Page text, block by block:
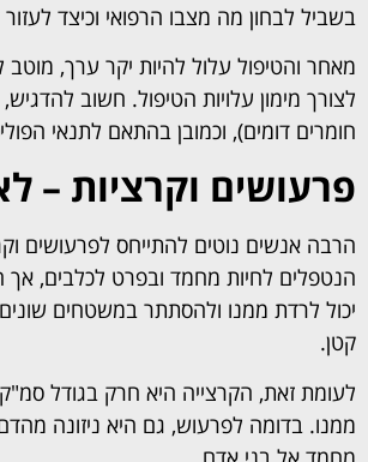
בשביל לבחון מה מצבו הרפואי וכיצד
מאחר והטיפול עלול להיות יקר ערך,
לצורך מימון עלויות הטיפול. חשוב
חומרים דומים), וכמובן בהתאם לתנאי
פרעושים וקרציות –
הרבה אנשים נוטים להתייחס לפרעושים
הנטפלים לחיות מחמד ובפרט לכלבים, אך
יכול לרדת ממנו ולהסתתר במשטחים
קטן.
לעומת זאת, הקרצייה היא חרק בגודל סמ"ק,
ממנו. בדומה לפרעוש, גם היא ניזונה